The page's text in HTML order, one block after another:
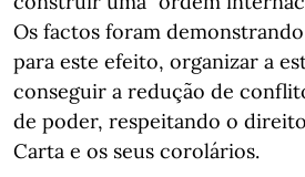
Os factos foram
para este efeito, organizar a
conseguir a redução de
de poder, respeitando o
Carta e os seus corolários.